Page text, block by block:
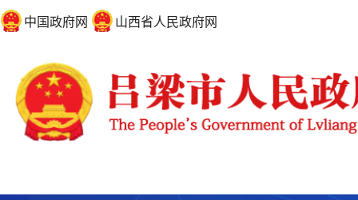
中国政府网 山西省人民政府网